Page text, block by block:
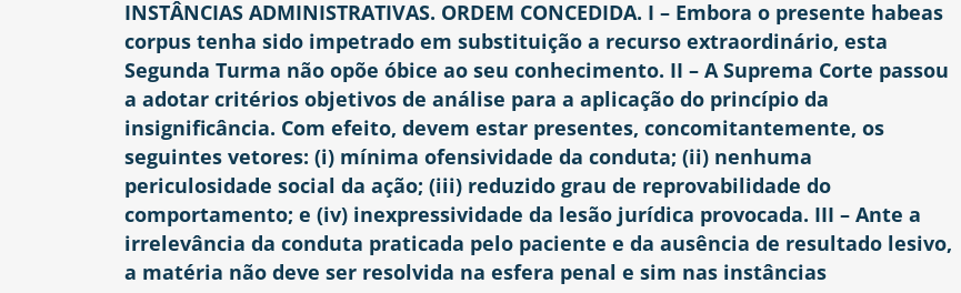
INSTÂNCIAS ADMINISTRATIVAS. ORDEM CONCEDIDA. I – Embora o presente habeas
corpus tenha sido impetrado em substituição a recurso extraordinário, esta
Segunda Turma não opõe óbice ao seu conhecimento. II – A Suprema Corte passou
a adotar critérios objetivos de análise para a aplicação do princípio da
insignificância. Com efeito, devem estar presentes, concomitantemente, os
seguintes vetores: (i) mínima ofensividade da conduta; (ii) nenhuma
periculosidade social da ação; (iii) reduzido grau de reprovabilidade do
comportamento; e (iv) inexpressividade da lesão jurídica provocada. III – Ante a
irrelevância da conduta praticada pelo paciente e da ausência de resultado lesivo,
a matéria não deve ser resolvida na esfera penal e sim nas instâncias